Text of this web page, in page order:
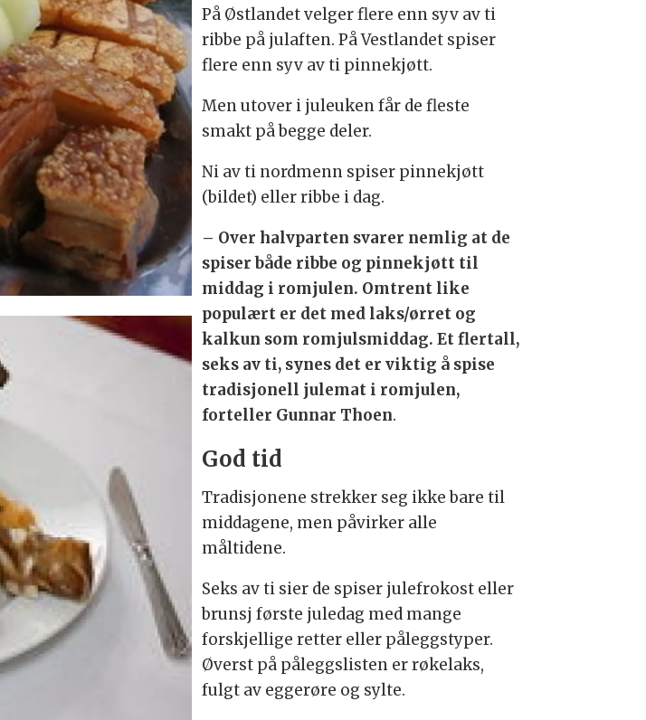
På Østlandet velger flere enn syv av ti
ribbe på julaften. På Vestlandet spiser
flere enn syv av ti pinnekjøtt.
Men utover i juleuken får de fleste
smakt på begge deler.
Ni av ti nordmenn spiser pinnekjøtt
(bildet) eller ribbe i dag.
– Over halvparten svarer nemlig at de
spiser både ribbe og pinnekjøtt til
middag i romjulen. Omtrent like
populært er det med laks/ørret og
kalkun som romjulsmiddag. Et flertall,
seks av ti, synes det er viktig å spise
tradisjonell julemat i romjulen,
forteller Gunnar Thoen.
God tid
Tradisjonene strekker seg ikke bare til
middagene, men påvirker alle
måltidene.
Seks av ti sier de spiser julefrokost eller
brunsj første juledag med mange
forskjellige retter eller påleggstyper.
Øverst på påleggslisten er røkelaks,
fulgt av eggerøre og sylte.